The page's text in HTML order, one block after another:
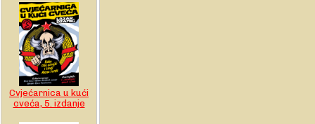
Cvjećarnica u kući
cveća, 5. izdanje